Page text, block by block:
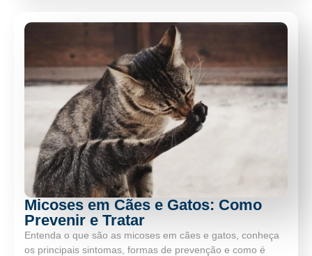
Micoses em Cães e Gatos: Como
Prevenir e Tratar
Entenda o que são as micoses em cães e gatos, conheça
os principais sintomas, formas de prevenção e como é